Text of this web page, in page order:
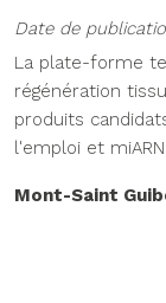
Date de
La plate-forme
régénération
produits
l'emploi et
Mont-Saint